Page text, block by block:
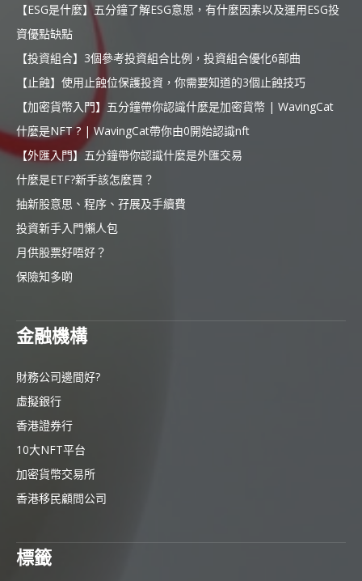
【ESG是什麼】五分鐘了解ESG意思，有什麼因素以及運用ESG投
資優點缺點
【投資組合】3個參考投資組合比例，投資組合優化6部曲
【止蝕】使用止蝕位保護投資，你需要知道的3個止蝕技巧
【加密貨幣入門】五分鐘帶你認識什麼是加密貨幣 | WavingCat
什麼是NFT ? | WavingCat帶你由0開始認識nft
【外匯入門】五分鐘帶你認識什麼是外匯交易
什麼是ETF?新手該怎麼買？
抽新股意思、程序、孖展及手續費
投資新手入門懶人包
月供股票好唔好？
保險知多啲
金融機構
財務公司邊間好?
虛擬銀行
香港證券行
10大NFT平台
加密貨幣交易所
香港移民顧問公司
標籤